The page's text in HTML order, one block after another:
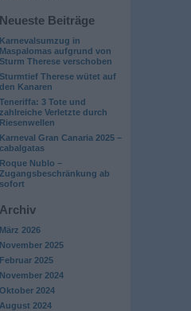
Neueste Beiträge
Karnevalsumzug in
Maspalomas aufgrund von
Sturm Therese verschoben
Sturmtief Therese wütet auf
den Kanaren
Teneriffa: 3 Tote und
zahlreiche Verletzte durch
Riesenwellen
Karneval Gran Canaria 2025 –
cabalgatas
Roque Nublo –
Zugangsbeschränkung ab
sofort
Archiv
März 2026
November 2025
Februar 2025
November 2024
Oktober 2024
August 2024